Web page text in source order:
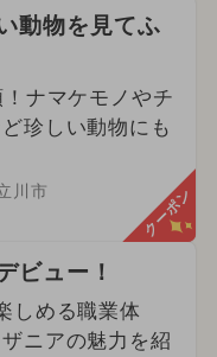
春休み
ベント
ト
動物を見てふ
ナマケモノやチ
珍しい動物にも
川市 クーポン
ビュー！
しめる職業体
ニアの魅力を紹